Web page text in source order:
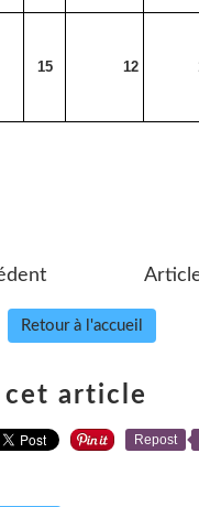
15 12
Retour à l'accueil
cet article
Repost